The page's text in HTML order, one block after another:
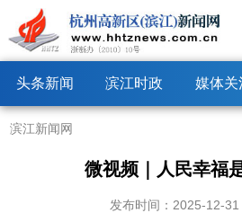
头条新闻 滨江时政 媒体关
滨江新闻网
微视频｜人民幸福
发布时间：2025-12-